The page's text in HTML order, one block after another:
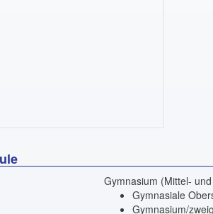
Gymnasium (Mittel-
Gymnasiale
Gymnasium/